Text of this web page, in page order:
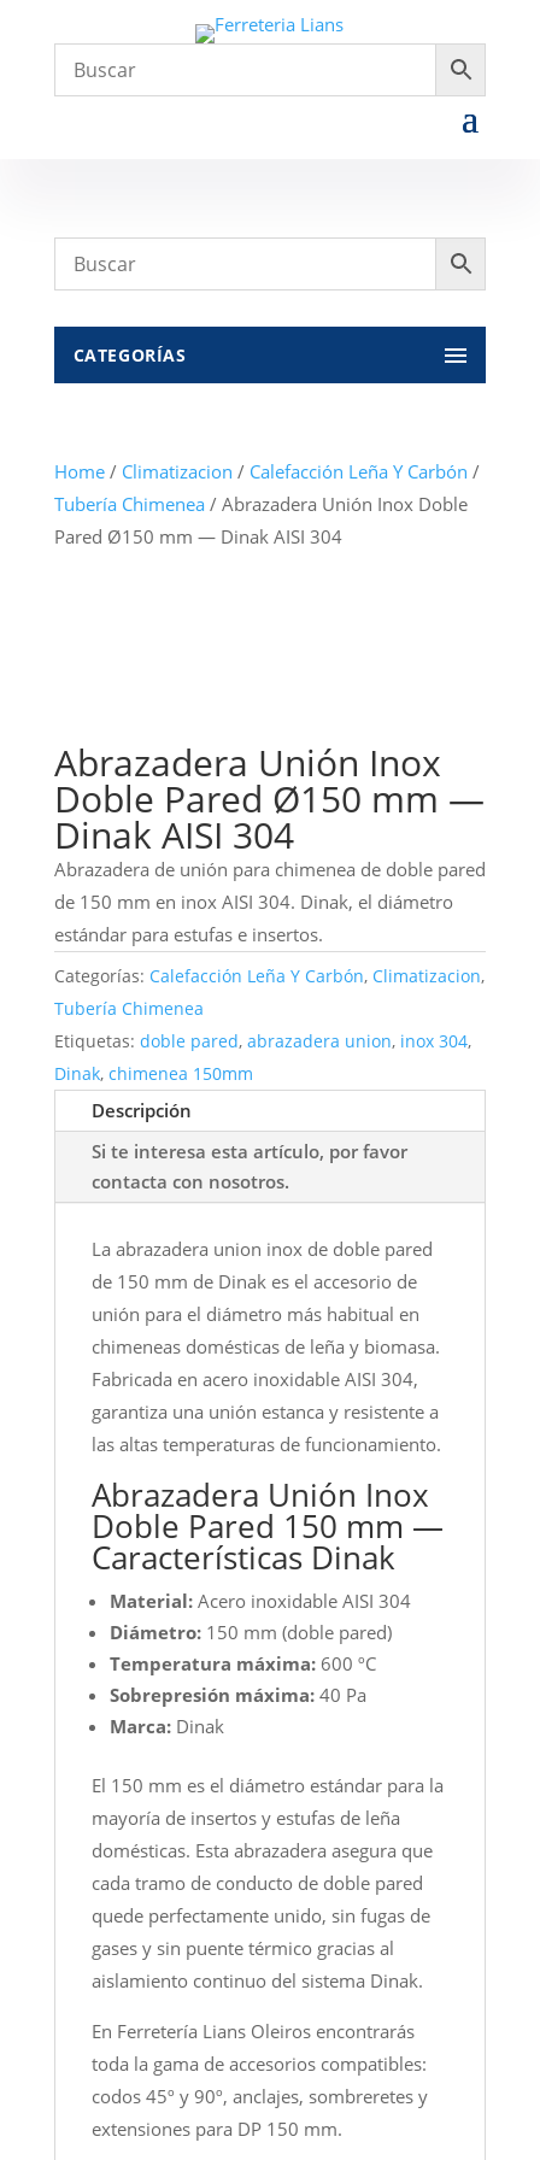
CATEGORÍAS
Home/ Climatizacion / Calefacción Leña Y Carbón /
Tubería Chimenea/ Abrazadera Unión Inox Doble
Pared Ø150 mm — Dinak AISI 304
Abrazadera Unión Inox
Doble Pared Ø150 mm —
Dinak AISI 304
Abrazadera de unión para chimenea de doble pared
de 150 mm en inox AISI 304. Dinak, el diámetro
estándar para estufas e insertos.
Categorías: Calefacción Leña Y Carbón, Climatizacion,
Tubería Chimenea
Etiquetas: doble pared, abrazadera union, inox 304,
Dinak, chimenea 150mm
Descripción
Si te interesa esta artículo, por favor
contacta con nosotros.
La abrazadera union inox de doble pared
de 150 mm de Dinak es el accesorio de
unión para el diámetro más habitual en
chimeneas domésticas de leña y biomasa.
Fabricada en acero inoxidable AISI 304,
garantiza una unión estanca y resistente a
las altas temperaturas de funcionamiento.
Abrazadera Unión Inox
Doble Pared 150 mm —
Características Dinak
Material:Acero inoxidable AISI 304
Diámetro:150 mm (doble pared)
Temperatura máxima:600 ºC
Sobrepresión máxima:40 Pa
Marca:Dinak
El 150 mm es el diámetro estándar para la
mayoría de insertos y estufas de leña
domésticas. Esta abrazadera asegura que
cada tramo de conducto de doble pared
quede perfectamente unido, sin fugas de
gases y sin puente térmico gracias al
aislamiento continuo del sistema Dinak.
En Ferretería Lians Oleiros encontrarás
toda la gama de accesorios compatibles:
codos 45º y 90º, anclajes, sombreretes y
extensiones para DP 150 mm.